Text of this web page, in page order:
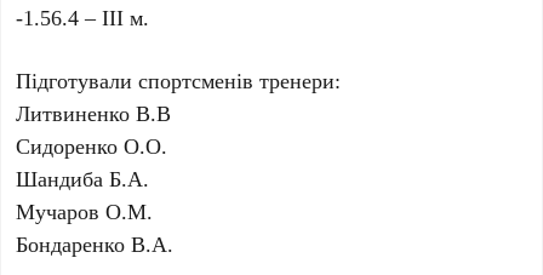
-1.56.4 – ІІІ м.
Підготували спортсменів тренери:
Литвиненко В.В
Сидоренко О.О.
Шандиба Б.А.
Мучаров О.М.
Бондаренко В.А.